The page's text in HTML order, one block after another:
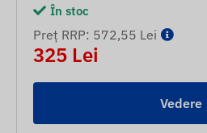
În stoc
Preț RRP: 572,55 Lei
325 Lei
Vedere